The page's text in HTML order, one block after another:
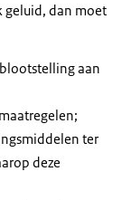
geluid, dan moet
aan
ter
deze